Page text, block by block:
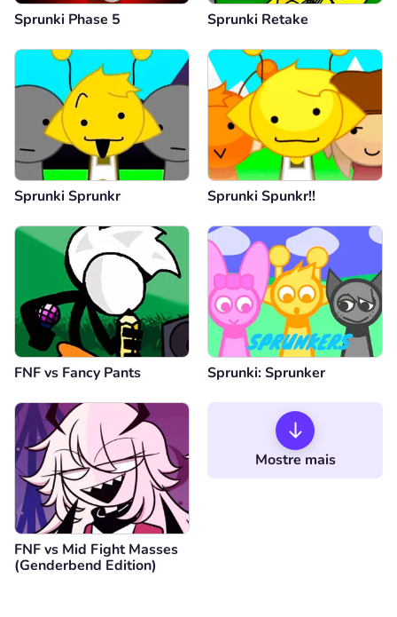
Sprunki Phase 5 Sprunki Retake
Sprunki Sprunkr Sprunki Spunkr!!
FNF vs Fancy Pants Sprunki: Sprunker
FNF vs Mid Fight Masses
(Genderbend Edition)
Mostre mais